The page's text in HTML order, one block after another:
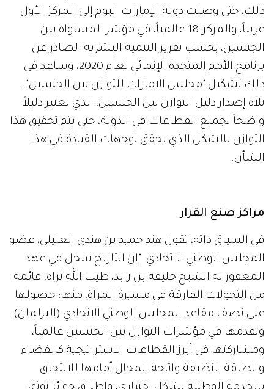
ذلك، حتى وصلت دولة الإمارات اليوم إلى المركز الأول
عربياً، والمركز 18 عالمياً، في مؤشر المساواة بين
الجنسين، بحسب تقرير التنمية البشرية الصادر عن
برنامج الأمم المتحدة الإنمائي لعام 2020، وساعد في
ذلك تشكيل "مجلس الإمارات للتوازن بين الجنسين"،
تلاه إصدار دليل التوازن بين الجنسين، الذي يعتبر دليلاً
واضحاً لجميع القطاعات في الدولة، حتى يتم تحقيق هذا
التوازن بالشكل الذي يحقق توجهات القيادة في هذا
الشأن.
مراكز صنع القرار
في السياق ذاته، تقول هند حميد بن هندي العليلي، عضو
المجلس الوطني الاتحادي: "إن التاريخ سجل في عهد
المغفور له الشيخ خليفة بن زايد، طيب الله ثراه، قائمة
من التحولات الفارقة في مسيرة المرأة، منها: حصولها
على نصف مقاعد المجلس الوطني الاتحادي (البرلمان)،
وتقدمها في مؤشرات التوازن بين الجنسين عالمياً،
ومشاركتها في أبرز القطاعات الاستراتيجية كالفضاء
والطاقة النظيفة وإتاحة المجال أمامها للالتحاق